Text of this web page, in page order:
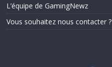
L’équipe de GamingNewz
Vous souhaitez nous contacter ?